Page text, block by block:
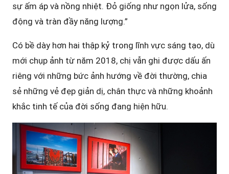
sự ấm áp và nồng nhiệt. Đỏ giống như ngọn lửa, sống
động và tràn đầy năng lượng.”
Có bề dày hơn hai thập kỷ trong lĩnh vực sáng tạo, dù
mới chụp ảnh từ năm 2018, chị vẫn ghi được dấu ấn
riêng với những bức ảnh hướng về đời thường, chia
sẻ những vẻ đẹp giản dị, chân thực và những khoảnh
khắc tinh tế của đời sống đang hiện hữu.